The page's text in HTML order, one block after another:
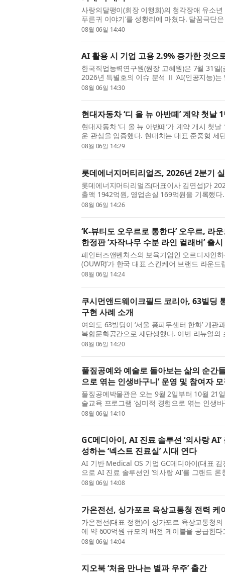
사랑의달팽이(회장 이행희)의 청각장애 유소년
푸른귀 이야기’를 성황리에 마쳤다. 달꿈극단
중구에 위치한 CKL스테이지에서 ‘미로와 푸른
08월 06일 14:40
AI 활용 시 기업 고용 2.9% 증가한 것으
한국직업능력연구원(원장 고혜원)은 7월 31일(
2026년 특별호의 이슈 분석 Ⅱ ‘AI(인공지능)는
널로 본 AI 활용의 고용 효과’를 통해 AI 활용
08월 06일 14:30
현대자동차 ‘디 올 뉴 아반떼’ 계약 첫날
현대자동차 ‘디 올 뉴 아반떼’가 계약 개시 첫
운 관심을 입증했다. 현대차는 대표 준중형 세
1만1094대의 계약을 기록했다고 6일 밝혔다.
08월 06일 14:29
롯데에너지머티리얼즈, 2026년 2분기
롯데에너지머티리얼즈(대표이사 김연섭)가
출액 1942억원, 영업손실 169억원을 기록했
승한 점이 가장 큰 개선 포인트다. 부채비율은
08월 06일 14:26
‘K-뷰티도 오우르로 통한다’ 오우르, 라
한정판 ‘자작나무 수분 라인 컬래버’ 출시
페인터즈앤벤처스의 보육기업인 오르디자인
(OUWR)’가 한국 대표 스킨케어 브랜드 라운
로벌(Olive Young US) 한정판 컬렉션을 선보
08월 06일 14:24
쿠시먼앤드웨이크필드 코리아, 63빌딩
구현 사례 소개
여의도 63빌딩이 ‘서울 퐁피두센터 한화’ 개
복합문화공간으로 재탄생했다. 이번 리뉴얼
립한 쿠시먼앤드웨이크필드 코리아
08월 06일 14:20
풀짚공예와 예술로 돌아보는 삶의 순간
으로 엮는 인생바구니’ 운영 및 참여자
풀짚공예박물관은 오는 9월 2일부터 10월 21
술교육 프로그램 ‘심미적 경험으로 엮는 인생
2026 꿈다락 문화예술학교 중장년 감상 프로
08월 06일 14:10
GC메디아이, AI 진료 솔루션 ‘의사랑
성하는 ‘넥스트 진료실’ 시대 연다
AI 기반 Medical OS 기업 GC메디아이(대표
으로 AI 진료 솔루션인 ‘의사랑 AI’를 그랜드 론
작, 넥스트 진료실’이라는 슬로건 아래, 국내
08월 06일 14:08
가온전선, 싱가포르 육상교통청 전력 케
가온전선(대표 정현)이 싱가포르 육상교통청
에 약 600억원 규모의 배전 케이블을 공급한
상교통청 벤더 등록 후 첫 수주를 확보하며,
08월 06일 14:04
지오북 ‘처음 만나는 별과 우주’ 출간